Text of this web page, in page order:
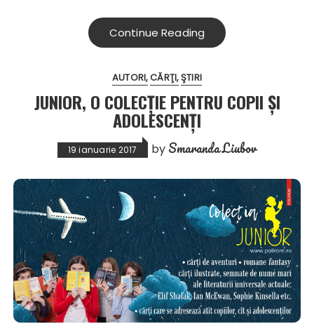
Continue Reading
AUTORI CĂRŢI ŞTIRI
JUNIOR, O COLECȚIE PENTRU COPII ȘI
ADOLESCENȚI
19 ianuarie 2017 by Smaranda Liubov